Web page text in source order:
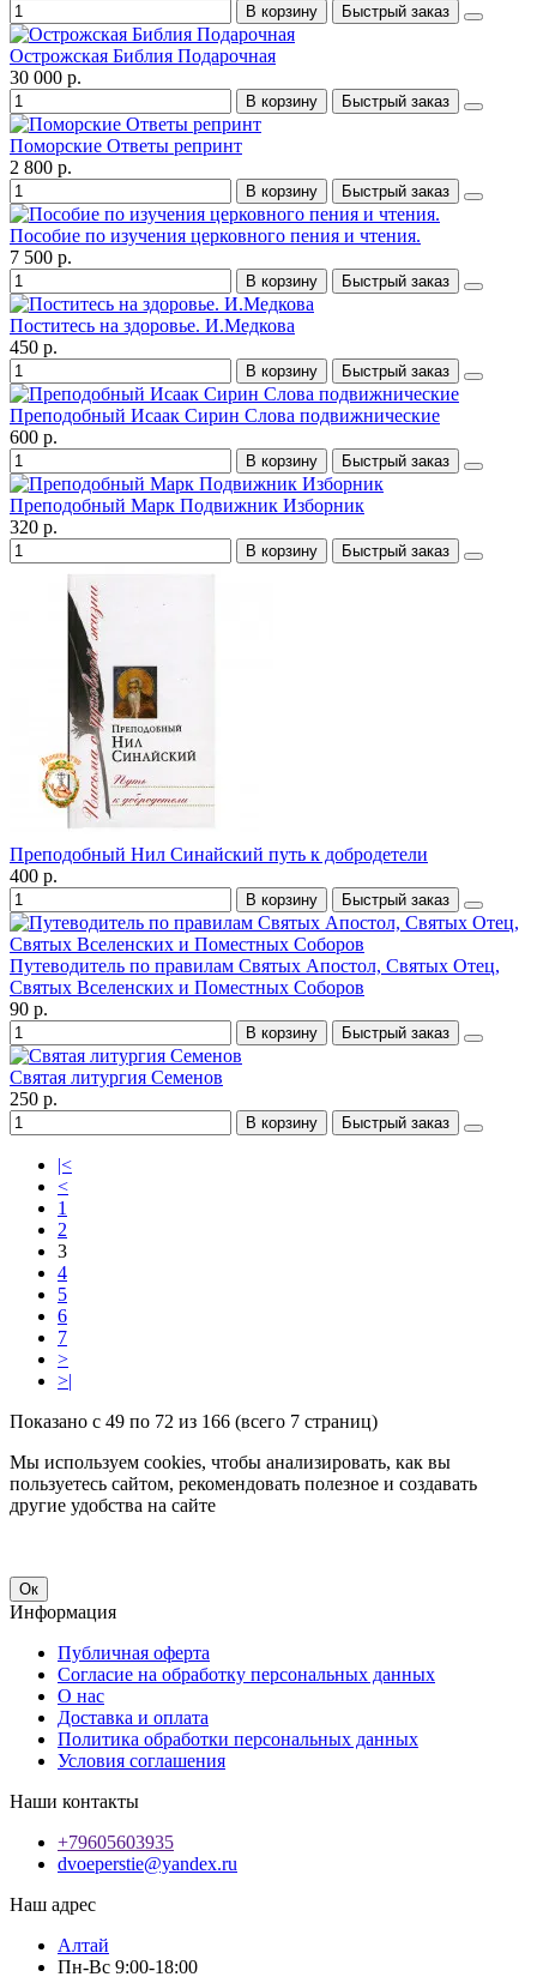
В корзину Быстрый заказ
Острожская Библия Подарочная
30 000 р.
В корзину Быстрый заказ
Поморские Ответы репринт
2 800 р.
В корзину Быстрый заказ
Пособие по изучения церковного пения и чтения.
7 500 р.
В корзину Быстрый заказ
Поститесь на здоровье. И.Медкова
450 р.
В корзину Быстрый заказ
Преподобный Исаак Сирин Слова подвижнические
600 р.
В корзину Быстрый заказ
Преподобный Марк Подвижник Изборник
320 р.
В корзину Быстрый заказ
Преподобный Нил Синайский путь к добродетели
400 р.
В корзину Быстрый заказ
Путеводитель по правилам Святых Апостол, Святых Отец,
Святых Вселенских и Поместных Соборов
90 р.
В корзину Быстрый заказ
Святая литургия Семенов
250 р.
В корзину Быстрый заказ
|<
<
1
2
3
4
5
6
7
>
>|
Показано с 49 по 72 из 166 (всего 7 страниц)
Мы используем cookies, чтобы анализировать, как вы
пользуетесь сайтом, рекомендовать полезное и создавать
другие удобства на сайте
Ок
Информация
Публичная оферта
Согласие на обработку персональных данных
О нас
Доставка и оплата
Политика обработки персональных данных
Условия соглашения
Наши контакты
+79605603935
dvoeperstie@yandex.ru
Наш адрес
Алтай
Пн-Вс 9:00-18:00